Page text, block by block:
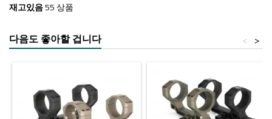
재고있음55 상품
다음도 좋아할 겁니다 >
<